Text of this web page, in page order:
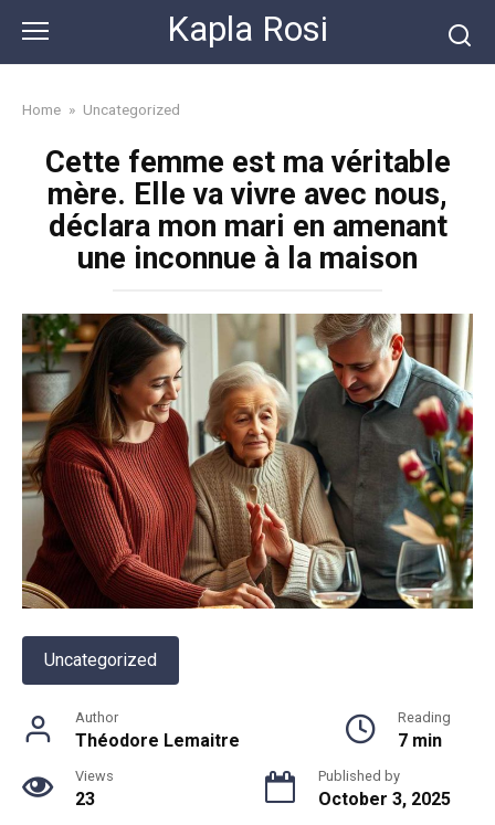
content
Kapla Rosi
Home » Uncategorized
Cette femme est ma véritable
mère. Elle va vivre avec nous,
déclara mon mari en amenant
une inconnue à la maison
Uncategorized
Author
Théodore Lemaitre
Reading
7 min
Views
23
Published by
October 3, 2025